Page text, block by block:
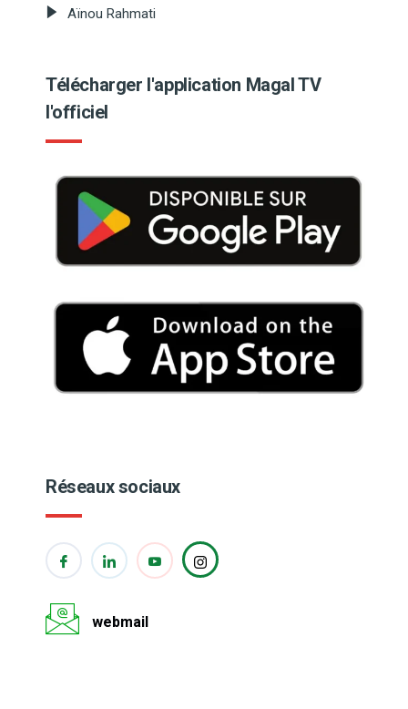
Aïnou Rahmati
Télécharger l'application Magal TV
l'officiel
Réseaux sociaux
webmail